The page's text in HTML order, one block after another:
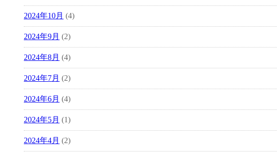
2024年10月 (4)
2024年9月 (2)
2024年8月 (4)
2024年7月 (2)
2024年6月 (4)
2024年5月 (1)
2024年4月 (2)